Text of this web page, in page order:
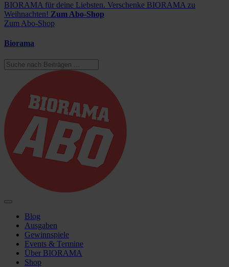
BIORAMA für deine Liebsten. Verschenke BIORAMA zu
Weihnachten! Zum Abo-Shop
Zum Abo-Shop
Biorama
Blog
Ausgaben
Gewinnspiele
Events & Termine
Über BIORAMA
Shop